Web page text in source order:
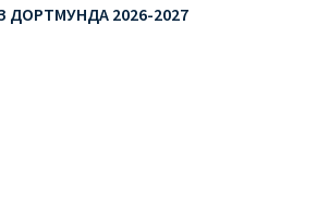
ДОРТМУНДА 2026-2027